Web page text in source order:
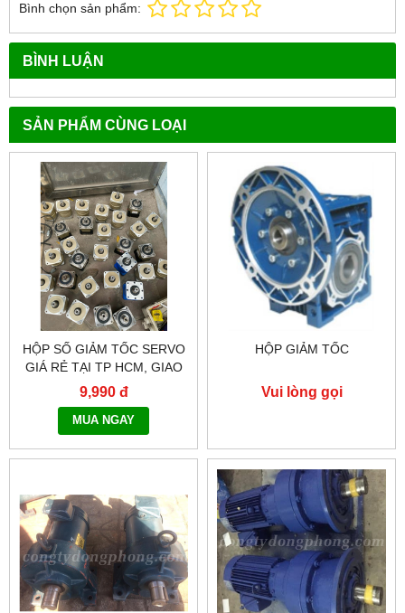
Bình chọn sản phẩm:
BÌNH LUẬN
SẢN PHẨM CÙNG LOẠI
HỘP SỐ GIẢM TỐC SERVO
GIÁ RẺ TẠI TP HCM, GIAO
HÀNG TOÀN QUỐC NHANH
CHÓNG - 0917.882.099
9,990 đ
MUA NGAY
HỘP GIẢM TỐC
Vui lòng gọi